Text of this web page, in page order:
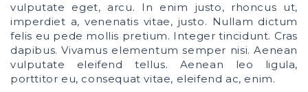
vulputate eget, arcu. In enim justo, rhoncus ut,
imperdiet a, venenatis vitae, justo. Nullam dictum
felis eu pede mollis pretium. Integer tincidunt. Cras
dapibus. Vivamus elementum semper nisi. Aenean
vulputate eleifend tellus. Aenean leo ligula,
porttitor eu, consequat vitae, eleifend ac, enim.